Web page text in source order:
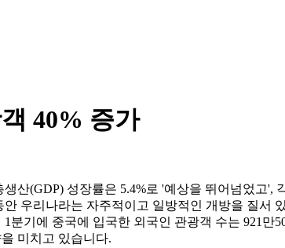
40% 증가
산(GDP) 성장률은 5.4%로 '예상을 뛰어넘었고
우리나라는 자주적이고 일방적인 개방을 질서
기에 중국에 입국한 외국인 관광객 수는 921
미치고 있습니다.